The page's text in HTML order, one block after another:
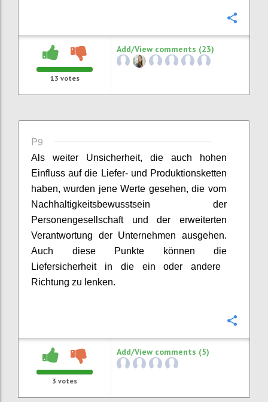
13 votes
Add/View comments (23)
P9
Als weiter Unsicherheit, die auch hohen
Einfluss auf die Liefer- und Produktionsketten
haben,wurden jeneWerte gesehen, die vom
Nachhaltigkeitsbewusstsein der
Personengesellschaft und der erweiterten
Verantwortung der Unternehmen ausgehen.
Auch diese Punkte können die
Liefersicherheit in die ein oder andere
Richtung zu lenken.
3 votes
Add/View comments (5)